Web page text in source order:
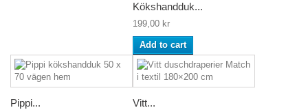
Kökshandduk...
199,00 kr
Add to cart
Pippi... Vitt...